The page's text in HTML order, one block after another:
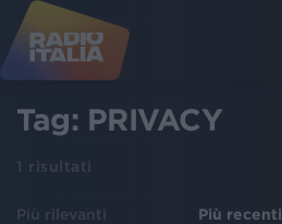
Tag: PRIVACY
1 risultati
Più rilevanti Più recenti